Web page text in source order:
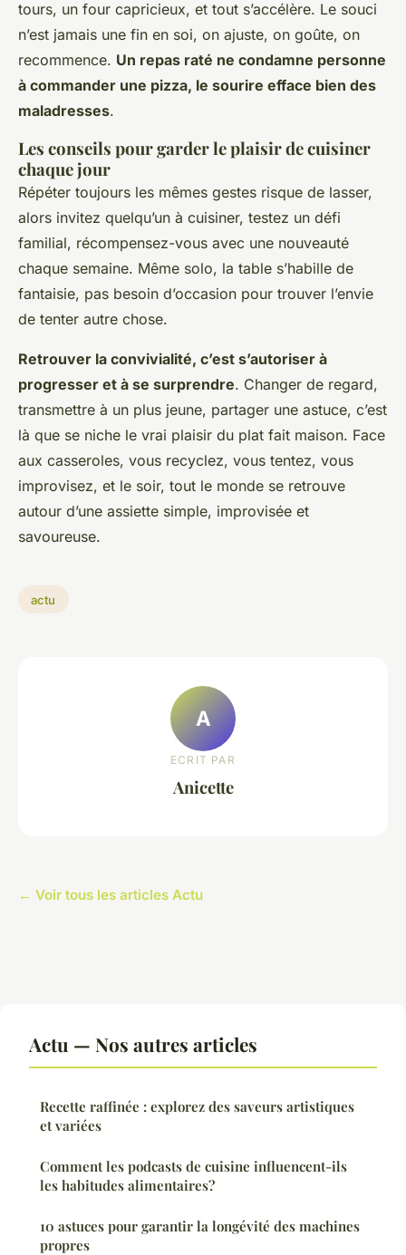
tours, un four capricieux, et tout s’accélère. Le souci
n’est jamais une fin en soi, on ajuste, on goûte, on
recommence. Un repas raté ne condamne personne
à commander une pizza, le sourire efface bien des
maladresses.
Les conseils pour garder le plaisir de cuisiner
chaque jour
Répéter toujours les mêmes gestes risque de lasser,
alors invitez quelqu’un à cuisiner, testez un défi
familial, récompensez-vous avec une nouveauté
chaque semaine. Même solo, la table s’habille de
fantaisie, pas besoin d’occasion pour trouver l’envie
de tenter autre chose.
Retrouver la convivialité, c’est s’autoriser à
progresser et à se surprendre. Changer de regard,
transmettre à un plus jeune, partager une astuce, c’est
là que se niche le vrai plaisir du plat fait maison. Face
aux casseroles, vous recyclez, vous tentez, vous
improvisez, et le soir, tout le monde se retrouve
autour d’une assiette simple, improvisée et
savoureuse.
actu
A
ECRIT PAR
Anicette
← Voir tous les articles Actu
Actu — Nos autres articles
Recette raffinée : explorez des saveurs artistiques
et variées
Comment les podcasts de cuisine influencent-ils
les habitudes alimentaires?
10 astuces pour garantir la longévité des machines
propres